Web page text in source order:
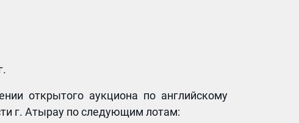
открытого аукциона по английскому
г. Атырау по следующим лотам: